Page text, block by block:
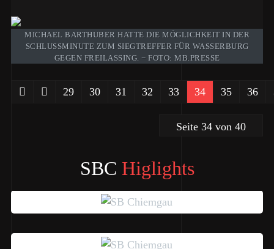
MICHAEL BARTHUBER HATTE DIE MÖGLICHKEIT IN DER
SCHLUSSMINUTE ZUM SIEGTREFFER FÜR WASSERBURG
GEGEN FREILASSING. − FOTO: MB.PRESSE
29 30 31 32 33 34 35 36
Seite 34 von 40
SBC Higlights